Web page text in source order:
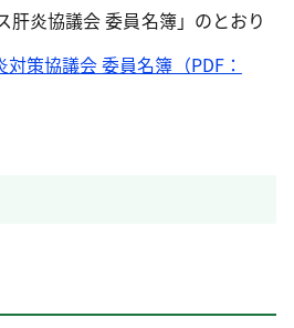
肝炎協議会 委員名簿」のとおり
策協議会 委員名簿（PDF：